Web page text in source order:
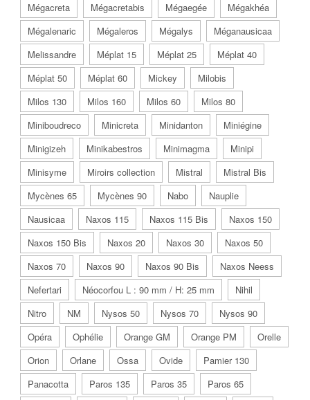
Mégacreta
Mégacretabis Mégaegée
Mégakhéa
Mégalenaric
Mégaleros Mégalys
Méganausicaa
Melissandre
Méplat 15 Méplat 25
Méplat 40
Méplat 50
Méplat 60 Mickey
Milobis
Milos 130
Milos 160 Milos 60
Milos 80
Miniboudreco
Minicreta Minidanton
Miniégine
Minigizeh
Minikabestros Minimagma
Minipi
Minisyme
Miroirs collection Mistral
Mistral Bis
Mycènes 65
Mycènes 90 Nabo
Nauplie
Nausicaa
Naxos 115 Naxos 115 Bis
Naxos 150
Naxos 150 Bis
Naxos 20 Naxos 30
Naxos 50
Naxos 70
Naxos 90 Naxos 90 Bis
Naxos Neess
Nefertari
Néocorfou L : 90 mm / H: 25 mm
Nihil
Nitro
NM Nysos 50 Nysos 70
Nysos 90
Opéra
Ophélie Orange GM Orange PM
Orelle
Orion
Orlane Ossa Ovide
Pamier 130
Panacotta
Paros 135 Paros 35
Paros 65